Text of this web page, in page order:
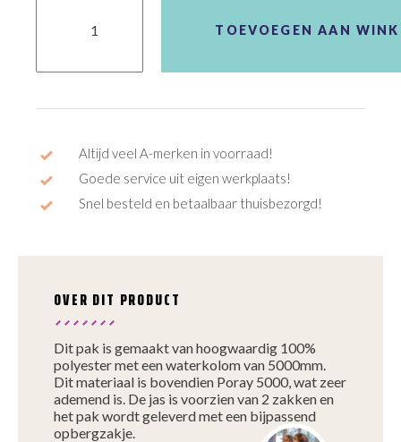
TOEVOEGEN AAN
Altijd veel A-merken in voorraad!
Goede service uit eigen werkplaats!
Snel besteld en betaalbaar thuisbezorgd!
OVER DIT PRODUCT
Dit pak is gemaakt van hoogwaardig 100%
polyester met een waterkolom van 5000mm.
Dit materiaal is bovendien Poray 5000, wat zeer
ademend is. De jas is voorzien van 2 zakken en
het pak wordt geleverd met een bijpassend
opbergzakje.